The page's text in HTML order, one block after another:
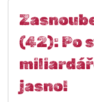
(42): Po
jasno!